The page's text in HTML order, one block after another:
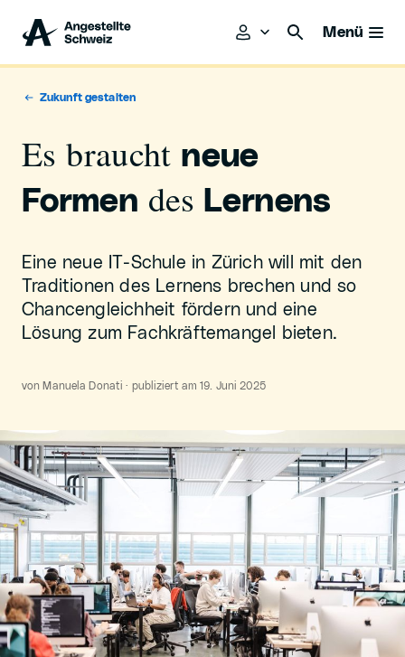
Menü
Zukunft gestalten
Es braucht neue
Formen des Lernens
Eine neue IT-Schule in Zürich will mit den
Traditionen des Lernens brechen und so
Chancengleichheit fördern und eine
Lösung zum Fachkräftemangel bieten.
von Manuela Donati · publiziert am 19. Juni 2025